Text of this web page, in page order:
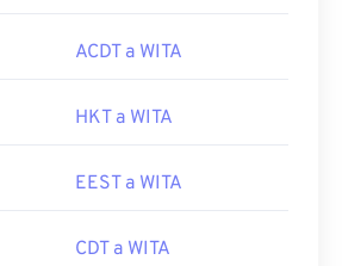
ACDT a WITA
HKT a WITA
EEST a WITA
CDT a WITA